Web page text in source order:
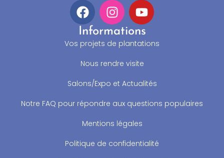
Informations
Vos projets de plantations
Nous rendre visite
Salons/Expo et Actualités
Notre FAQ pour répondre aux questions populaires
Mentions légales
Politique de confidentialité